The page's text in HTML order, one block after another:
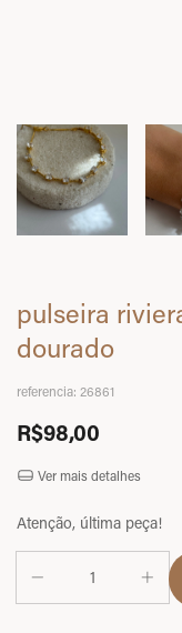
pulseira
dourado
referencia: 26861
R$98,00
Ver mais detalhes
Atenção, última peça!